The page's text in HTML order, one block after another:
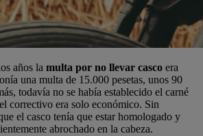
años la multa por no llevar casco era
una multa de 15.000 pesetas, unos 90
todavía no se había establecido el carné
correctivo era solo económico. Sin
el casco tenía que estar homologado y
abrochado en la cabeza.